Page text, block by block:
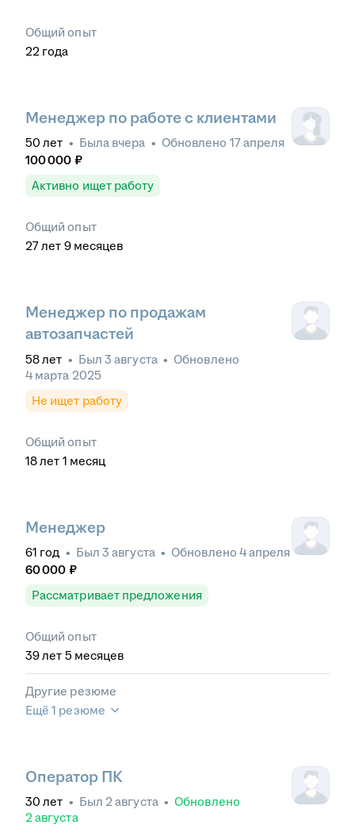
Общий опыт
22 года
Менеджер по работе с клиентами
50 лет • Была вчера • Обновлено 17 апреля
100 000 ₽
Активно ищет работу
Общий опыт
27лет 9 месяцев
Менеджер по продажам
автозапчастей
58лет • Был 3 августа • Обновлено
4 марта 2025
Не ищет работу
Общий опыт
18лет 1 месяц
Менеджер
61 год • Был 3 августа • Обновлено 4 апреля
60 000 ₽
Рассматривает предложения
Общий опыт
39лет 5 месяцев
Другие резюме
Ещё 1 резюме
Оператор ПК
30 лет • Был 2 августа • Обновлено
2 августа